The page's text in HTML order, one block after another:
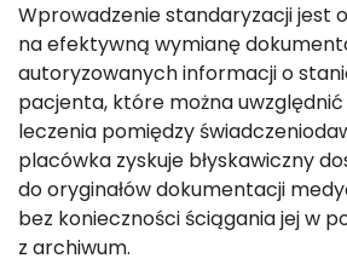
Wprowadzenie standaryzacji jest
na efektywną wymianę
autoryzowanych informacji o
pacjenta, które można
leczenia pomiędzy
placówka zyskuje błyskawiczny
do oryginałów dokumentacji
bez konieczności ściągania jej w
z archiwum.